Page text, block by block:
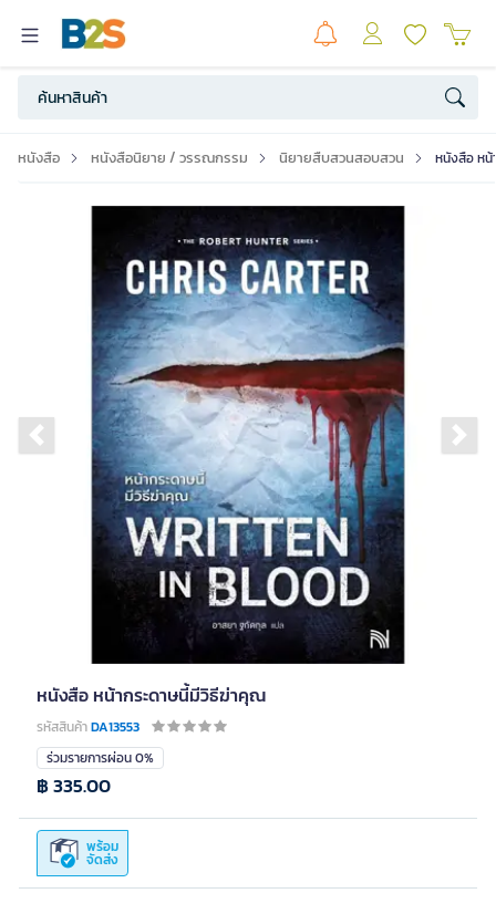
หนังสือ หนังสือนิยาย / วรรณกรรม นิยายสืบสวนสอบสวน หนังสือ หน้
Previous slide
หนังสือ หน้ากระดาษนี้มีวิธีฆ่าคุณ
รหัสสินค้าDA13553
ร่วมรายการผ่อน 0%
พร้อม
จัดส่ง
฿ 335.00